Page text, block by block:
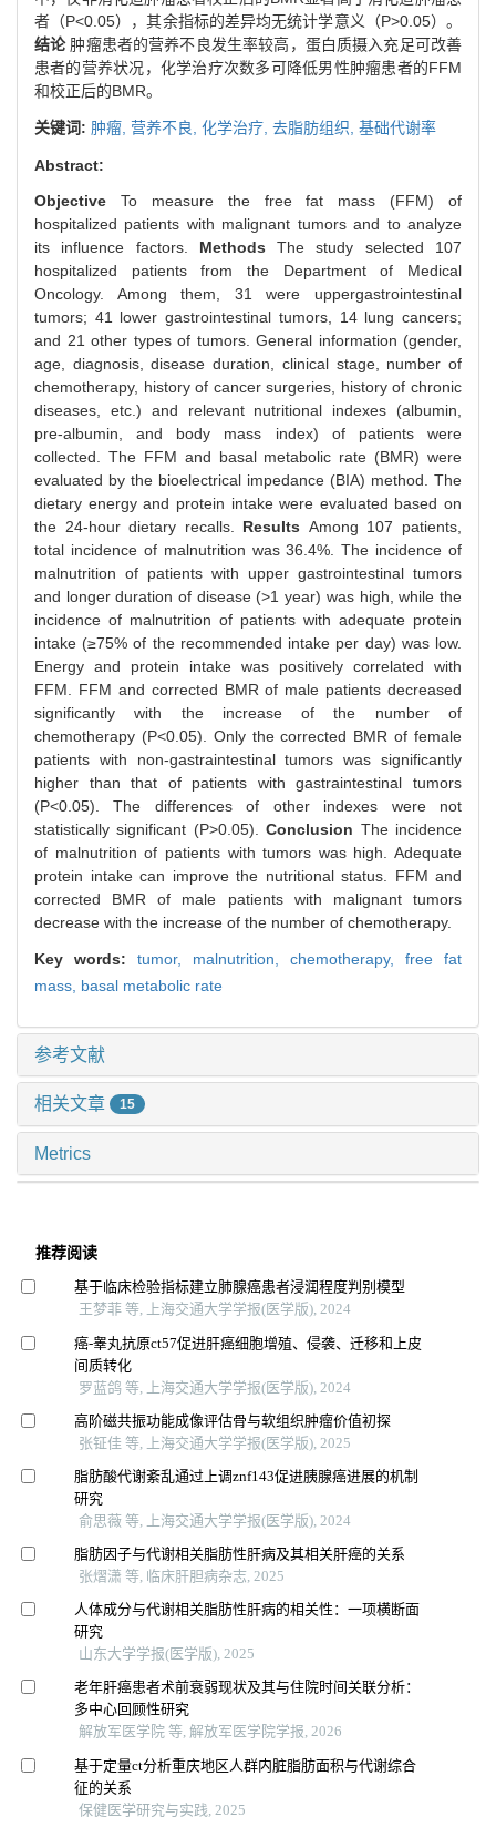
者（P<0.05），其余指标的差异均无统计学意义（P>0.05）。
结论 肿瘤患者的营养不良发生率较高，蛋白质摄入充足可改善
患者的营养状况，化学治疗次数多可降低男性肿瘤患者的FFM
和校正后的BMR。
关键词: 肿瘤, 营养不良, 化学治疗, 去脂肪组织, 基础代谢率
Abstract:
Objective To measure the free fat mass (FFM) of
hospitalized patients with malignant tumors and to analyze
its influence factors. MethodsThe study selected 107
hospitalized patients from the Department of Medical
Oncology. Among them, 31 were uppergastrointestinal
tumors; 41 lower gastrointestinal tumors, 14 lung cancers;
and 21 other types of tumors. General information (gender,
age, diagnosis, disease duration, clinical stage, number of
chemotherapy, history of cancer surgeries, history of chronic
diseases, etc.) and relevant nutritional indexes (albumin,
pre-albumin, and body mass index) of patients were
collected. The FFM and basal metabolic rate (BMR) were
evaluated by the bioelectrical impedance (BIA) method. The
dietary energy and protein intake were evaluated based on
the 24-hour dietary recalls. Results Among 107 patients,
total incidence of malnutrition was 36.4%. The incidence of
malnutrition of patients with upper gastrointestinal tumors
and longer duration of disease (>1 year) was high, while the
incidence of malnutrition of patients with adequate protein
intake (≥75% of the recommended intake per day) was low.
Energy and protein intake was positively correlated with
FFM. FFM and corrected BMR of male patients decreased
significantly with the increase of the number of
chemotherapy (P<0.05). Only the corrected BMR of female
patients with non-gastraintestinal tumors was significantly
higher than that of patients with gastraintestinal tumors
(P<0.05). The differences of other indexes were not
statistically significant (P>0.05).Conclusion The incidence
of malnutrition of patients with tumors was high. Adequate
protein intake can improve the nutritional status. FFM and
corrected BMR of male patients with malignant tumors
decrease with the increase of the number of chemotherapy.
Key words: tumor, malnutrition, chemotherapy, free fat
mass, basal metabolic rate
参考文献
相关文章 15
Metrics
推荐阅读
基于临床检验指标建立肺腺癌患者浸润程度判别模型
王梦菲 等, 上海交通大学学报(医学版), 2024
癌-睾丸抗原ct57促进肝癌细胞增殖、侵袭、迁移和上皮
间质转化
罗蓝鸽 等, 上海交通大学学报(医学版), 2024
高阶磁共振功能成像评估骨与软组织肿瘤价值初探
张钲佳 等, 上海交通大学学报(医学版), 2025
脂肪酸代谢紊乱通过上调znf143促进胰腺癌进展的机制
研究
俞思薇 等, 上海交通大学学报(医学版), 2024
脂肪因子与代谢相关脂肪性肝病及其相关肝癌的关系
张熠潇 等, 临床肝胆病杂志, 2025
人体成分与代谢相关脂肪性肝病的相关性：一项横断面
研究
山东大学学报(医学版), 2025
老年肝癌患者术前衰弱现状及其与住院时间关联分析：
多中心回顾性研究
解放军医学院 等, 解放军医学院学报, 2026
基于定量ct分析重庆地区人群内脏脂肪面积与代谢综合
征的关系
保健医学研究与实践, 2025